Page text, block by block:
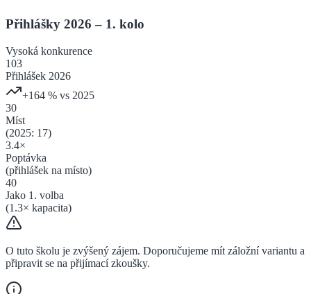
Přihlášky 2026 – 1. kolo
Vysoká konkurence
103
Přihlášek 2026
+164 % vs 2025
30
Míst
(2025: 17)
3.4×
Poptávka
(přihlášek na místo)
40
Jako 1. volba
(1.3× kapacita)
O tuto školu je zvýšený zájem. Doporučujeme mít záložní variantu a
připravit se na přijímací zkoušky.